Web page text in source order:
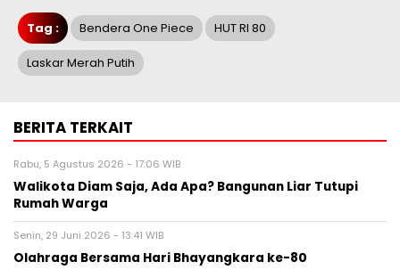
Tag : Bendera One Piece HUT RI 80
Laskar Merah Putih
BERITA TERKAIT
Rabu, 5 Agustus 2026 - 17:06 WIB
Walikota Diam Saja, Ada Apa? Bangunan Liar Tutupi
Rumah Warga
Senin, 29 Juni 2026 - 13:41 WIB
Olahraga Bersama Hari Bhayangkara ke-80